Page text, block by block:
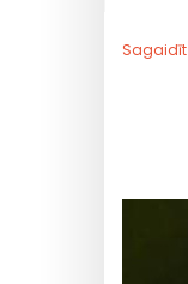
Sagaidīt